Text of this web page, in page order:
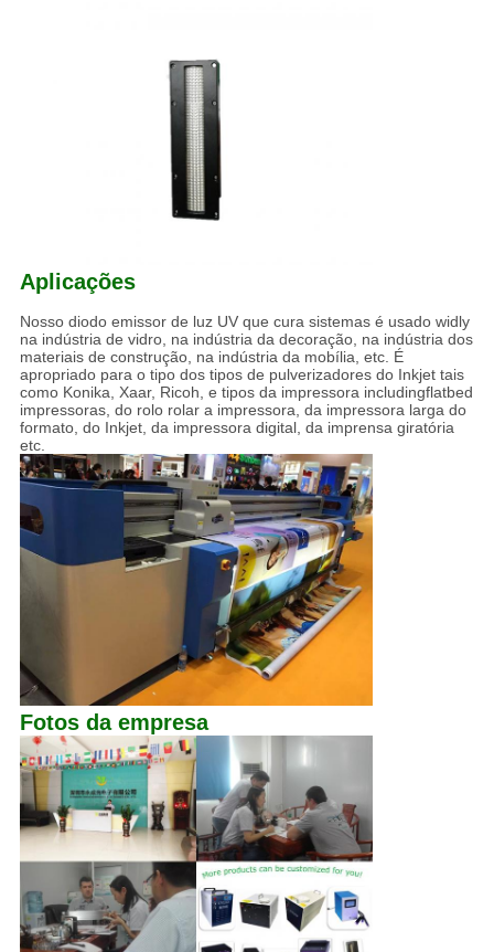
Aplicações
Nosso diodo emissor de luz UV que cura sistemas é usado widly
na indústria de vidro, na indústria da decoração, na indústria dos
materiais de construção, na indústria da mobília, etc. É
apropriado para o tipo dos tipos de pulverizadores do Inkjet tais
como Konika, Xaar, Ricoh, e tipos da impressora includingflatbed
impressoras, do rolo rolar a impressora, da impressora larga do
formato, do Inkjet, da impressora digital, da imprensa giratória
etc.
Fotos da empresa